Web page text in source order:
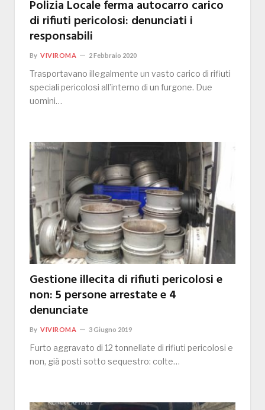
Polizia Locale ferma autocarro carico
di rifiuti pericolosi: denunciati i
responsabili
By VIVIROMA 2 Febbraio 2020
Trasportavano illegalmente un vasto carico di rifiuti
speciali pericolosi all’interno di un furgone. Due
uomini…
Gestione illecita di rifiuti pericolosi e
non: 5 persone arrestate e 4
denunciate
By VIVIROMA 3 Giugno 2019
Furto aggravato di 12 tonnellate di rifiuti pericolosi e
non, già posti sotto sequestro: colte…